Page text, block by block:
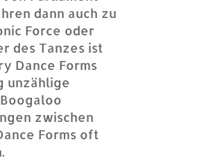
dann auch zu
Force oder
des Tanzes ist
Dance Forms
unzählige
zwischen
Forms oft